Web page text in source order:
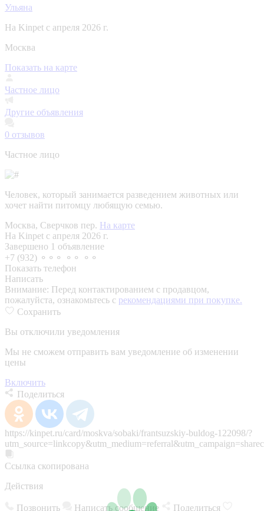
Ульяна
На Kinpet c апреля 2026 г.
Москва
Показать на карте
Частное лицо
Другие объявления
0 отзывов
Частное лицо
Человек, который занимается разведением животных или
хочет найти питомцу любящую семью.
Москва, Сверчков пер. На карте
На Kinpet c апреля 2026 г.
Завершено 1 объявление
+7 (932) ⚬⚬⚬ ⚬⚬ ⚬⚬
Показать телефон
Написать
Внимание: Перед контактированием с продавцом,
пожалуйста, ознакомьтесь с рекомендациями при покупке.
Сохранить
Вы отключили уведомления
Мы не сможем отправить вам уведомление об изменении
цены
Включить
Поделиться
https://kinpet.ru/card/moskva/sobaki/frantsuzskiy-buldog-122098/?
Ссылка скопирована
Действия
Позвонить Написать сообщение Поделиться